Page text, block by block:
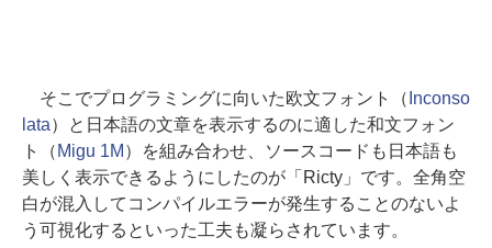
そこでプログラミングに向いた欧文フォント（ Inconso
lata）と日本語の文章を表示するのに適した和文フォン
ト（ Migu 1M ）を組み合わせ、ソースコードも日本語も
美しく表示できるようにしたのが「Ricty」です。全角空
白が混入してコンパイルエラーが発生することのないよ
う可視化するといった工夫も凝らされています。